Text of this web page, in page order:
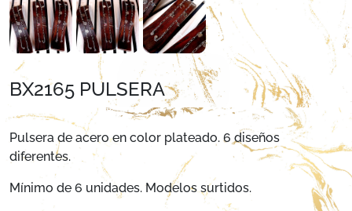
BX2165 PULSERA
Pulsera de acero en color plateado. 6 diseños
diferentes.
Mínimo de 6 unidades. Modelos surtidos.